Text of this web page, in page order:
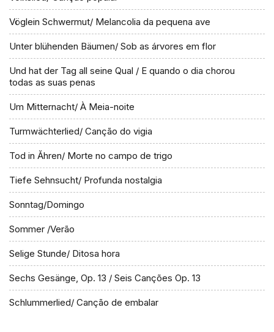
Vöglein Schwermut/ Melancolia da pequena ave
Unter blühenden Bäumen/ Sob as árvores em flor
Und hat der Tag all seine Qual / E quando o dia chorou
todas as suas penas
Um Mitternacht/ À Meia-noite
Turmwächterlied/ Canção do vigia
Tod in Ăhren/ Morte no campo de trigo
Tiefe Sehnsucht/ Profunda nostalgia
Sonntag/Domingo
Sommer /Verão
Selige Stunde/ Ditosa hora
Sechs Gesänge, Op. 13 / Seis Canções Op. 13
Schlummerlied/ Canção de embalar